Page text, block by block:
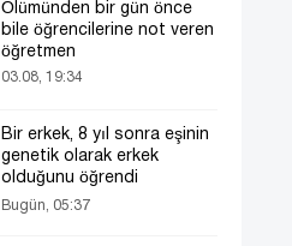
Ölümünden bir gün önce
bile öğrencilerine not veren
öğretmen
03.08, 19:34
Bir erkek, 8 yıl sonra eşinin
genetik olarak erkek
olduğunu öğrendi
Bugün, 05:37